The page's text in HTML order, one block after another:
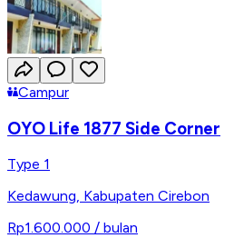
Campur
OYO Life 1877 Side Corner
Type 1
Kedawung, Kabupaten Cirebon
Rp1.600.000 / bulan